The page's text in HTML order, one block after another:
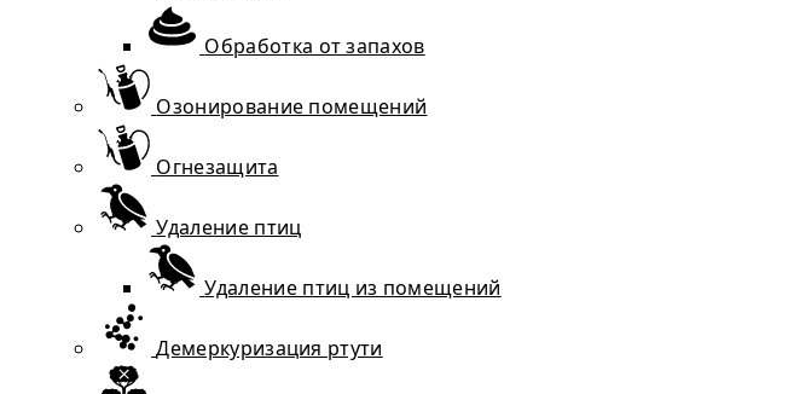
Обработка от запахов
Озонирование помещений
Огнезащита
Удаление птиц
Удаление птиц из помещений
Демеркуризация ртути